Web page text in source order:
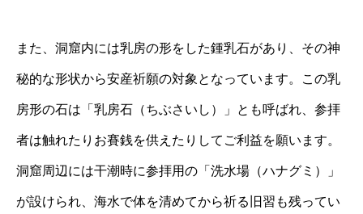
また、洞窟内には乳房の形をした鍾乳石があり、その神
秘的な形状から安産祈願の対象となっています。この乳
房形の石は「乳房石（ちぶさいし）」とも呼ばれ、参拝
者は触れたりお賽銭を供えたりしてご利益を願います。
洞窟周辺には干潮時に参拝用の「洗水場（ハナグミ）」
が設けられ、海水で体を清めてから祈る旧習も残ってい